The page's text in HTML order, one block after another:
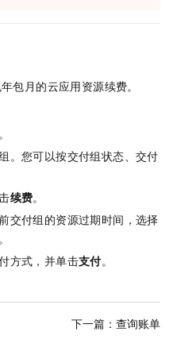
包月的云应用资源续费。
。
。您可以按交付组状态、交付
续费。
交付组的资源过期时间，选择
。
方式，并单击支付。
下一篇： 查询账单